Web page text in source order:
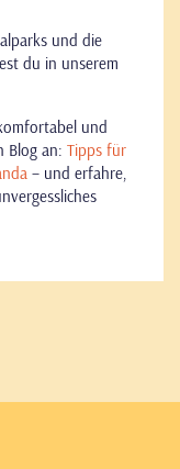
und die
du in unserem
und
Blog an: Tipps für
– und erfahre,